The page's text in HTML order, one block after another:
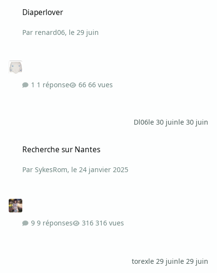
Diaperlover
Par renard06, le 29 juin
1 réponse 66 vues
Dl06le 30 juinle 30 juin
Recherche sur Nantes
ParSykesRom, le 24 janvier 2025
9 réponses 316 vues
torexle 29 juinle 29 juin